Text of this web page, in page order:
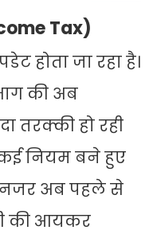
Tax)
होता जा रहा है।
की अब
तरक्की हो रही
नियम बने हुए
नजर अब पहले से
की आयकर